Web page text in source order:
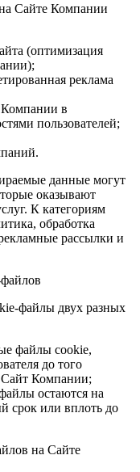
Сайте Компании
(оптимизация
реклама
Компании в
пользователей;
данные могут
оказывают
К категориям
обработка
рассылки и
файлы двух разных
файлы cookie,
до того
Сайт Компании;
остаются на
срок или вплоть до
на Сайте